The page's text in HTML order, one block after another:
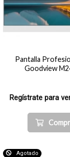
Pantalla
Goodview
Regístrate para
Agotado